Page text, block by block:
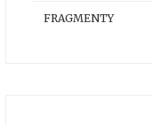
FRAGMENTY